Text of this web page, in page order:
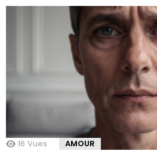
16 Vues AMOUR